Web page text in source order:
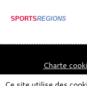
SPORTSREGIONS
Charte